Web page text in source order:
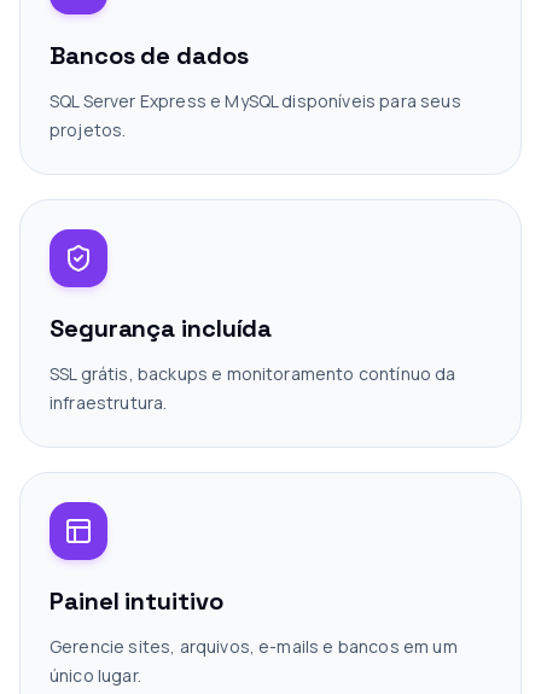
Bancos de dados
SQL Server Express e MySQL disponíveis para seus
projetos.
Segurança incluída
SSL grátis, backups e monitoramento contínuo da
infraestrutura.
Painel intuitivo
Gerencie sites, arquivos, e-mails e bancos em um
único lugar.